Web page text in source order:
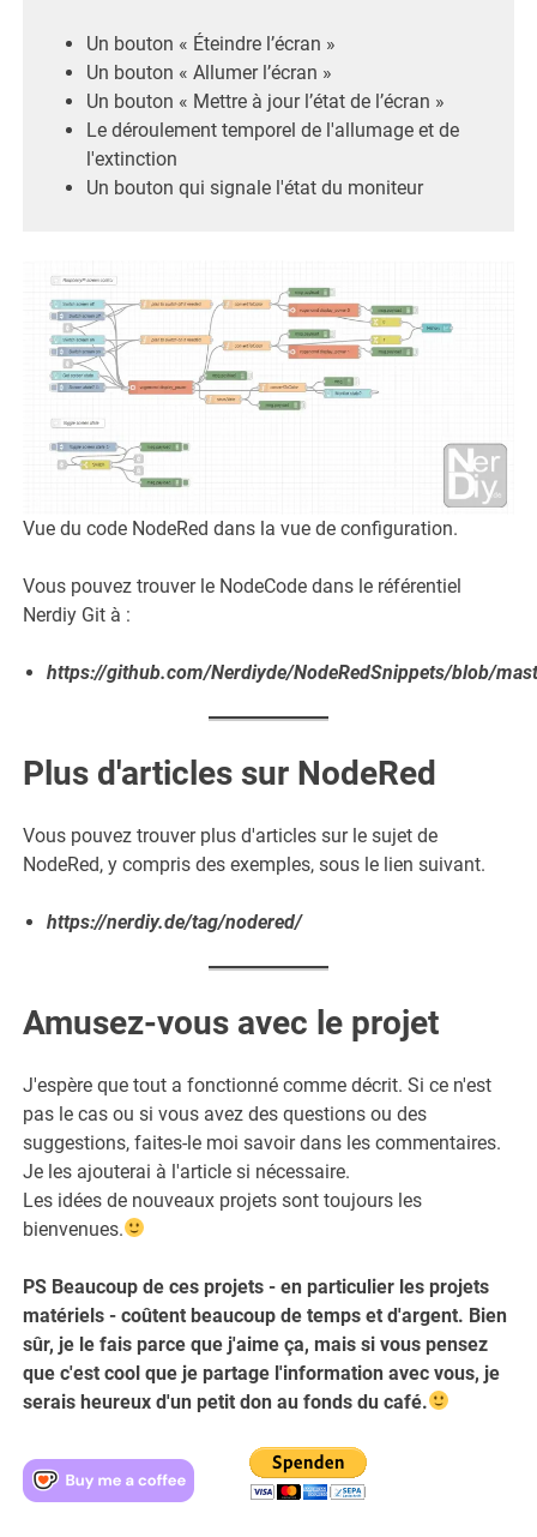
Un bouton « Éteindre l’écran »
Un bouton « Allumer l’écran »
Un bouton « Mettre à jour l’état de l’écran »
Le déroulement temporel de l'allumage et de
l'extinction
Un bouton qui signale l'état du moniteur
Vue du code NodeRed dans la vue de configuration.
Vous pouvez trouver le NodeCode dans le référentiel
Nerdiy Git à :
https://github.com/Nerdiyde/NodeRedSnippets/blob/
Plus d'articles sur NodeRed
Vous pouvez trouver plus d'articles sur le sujet de
NodeRed, y compris des exemples, sous le lien suivant.
https://nerdiy.de/tag/nodered/
Amusez-vous avec le projet
J'espère que tout a fonctionné comme décrit. Si ce n'est
pas le cas ou si vous avez des questions ou des
suggestions, faites-le moi savoir dans les commentaires.
Je les ajouterai à l'article si nécessaire.
Les idées de nouveaux projets sont toujours les
bienvenues.
PS Beaucoup de ces projets - en particulier les projets
matériels - coûtent beaucoup de temps et d'argent. Bien
sûr, je le fais parce que j'aime ça, mais si vous pensez
que c'est cool que je partage l'information avec vous, je
serais heureux d'un petit don au fonds du café.